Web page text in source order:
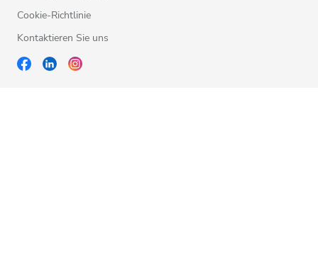
Cookie-Richtlinie
Kontaktieren Sie uns